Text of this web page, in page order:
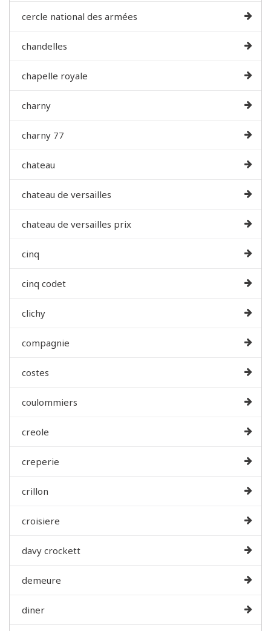
cercle national des armées
chandelles
chapelle royale
charny
charny 77
chateau
chateau de versailles
chateau de versailles prix
cinq
cinq codet
clichy
compagnie
costes
coulommiers
creole
creperie
crillon
croisiere
davy crockett
demeure
diner